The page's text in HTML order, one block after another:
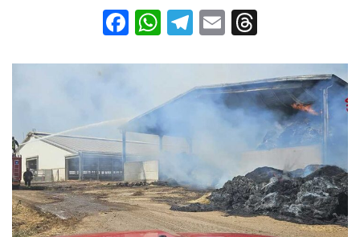
Facebook
WhatsApp
Telegram
Email